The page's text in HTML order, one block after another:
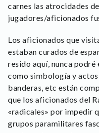
carnes las atrocidades
jugadores/aficionados
Los aficionados que
estaban curados de
resido aquí, nunca
como simbología y actos
banderas, etc están
que los aficionados del
«radicales» por impedir
grupos paramilitares